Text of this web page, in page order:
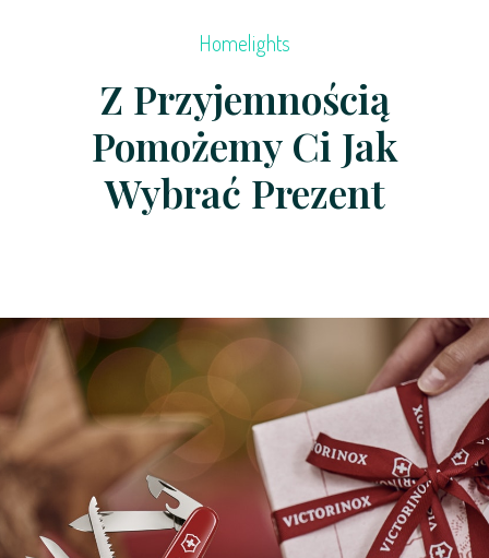
Homelights
Z Przyjemnością
Pomożemy Ci Jak
Wybrać Prezent